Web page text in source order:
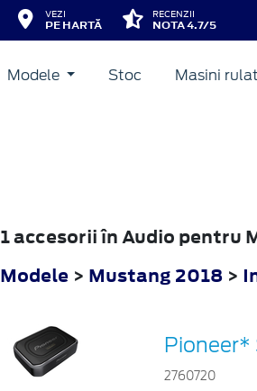
VEZI
PE HARTĂ
RECENZII
NOTA 4.7/5
Modele Stoc Masini
1 accesorii în Audio pentru
Modele > Mustang 2018 >
Pioneer*
2760720